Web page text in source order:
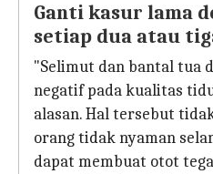
Ganti kasur lama
setiap dua atau
"Selimut dan bantal tua
negatif pada kualitas
alasan. Hal tersebut
orang tidak nyaman
dapat membuat otot